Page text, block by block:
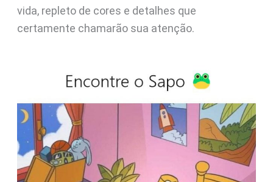
vida, repleto de cores e detalhes que
certamente chamarão sua atenção.